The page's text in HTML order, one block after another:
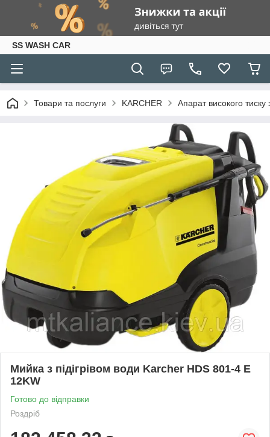
SS WASH CAR
Товари та послуги KARCHER Апарат високого тиску
Мийка з підігрівом води Karcher HDS 801-4 Е
12KW
Готово до відправки
Роздріб